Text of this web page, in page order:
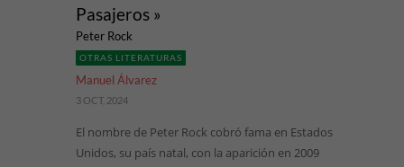
Pasajeros »
Peter Rock
OTRAS LITERATURAS
Manuel Álvarez
3 OCT, 2024
El nombre de Peter Rock cobró fama en Estados
Unidos, su país natal, con la aparición en 2009